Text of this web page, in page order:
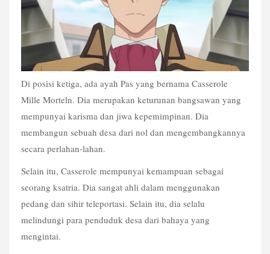
Di posisi ketiga, ada ayah Pas yang bernama Casserole
Mille Morteln. Dia merupakan keturunan bangsawan yang
mempunyai karisma dan jiwa kepemimpinan. Dia
membangun sebuah desa dari nol dan mengembangkannya
secara perlahan-lahan.
Selain itu, Casserole mempunyai kemampuan sebagai
seorang ksatria. Dia sangat ahli dalam menggunakan
pedang dan sihir teleportasi. Selain itu, dia selalu
melindungi para penduduk desa dari bahaya yang
mengintai.